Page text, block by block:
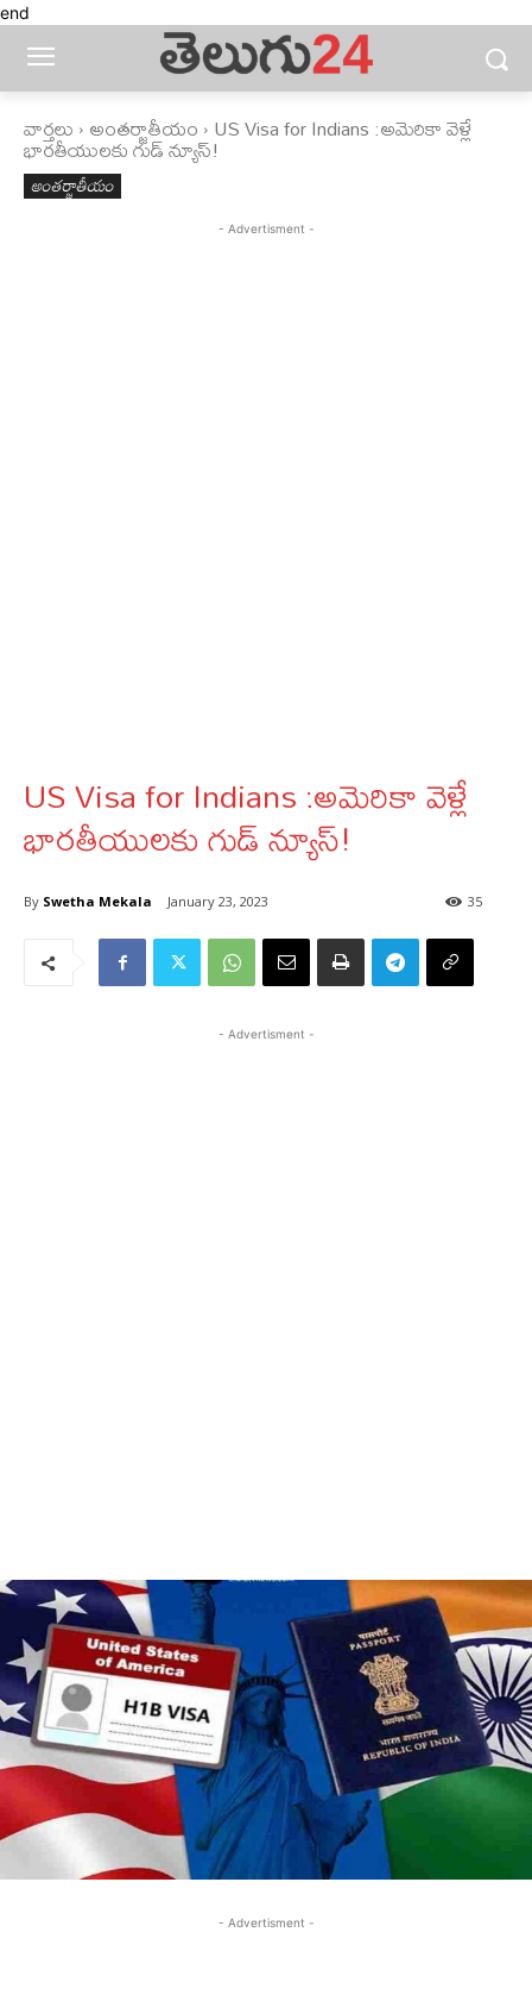
end
వార్తలు అంతర్జాతీయం US Visa for Indians :అమెరికా వెళ్లే
భారతీయులకు గుడ్ న్యూస్!
అంతర్జాతీయం
- Advertisment -
US Visa for Indians :అమెరికా వెళ్లే
భారతీయులకు గుడ్ న్యూస్!
By Swetha Mekala January 23, 2023 35
- Advertisment -
- Advertisment -